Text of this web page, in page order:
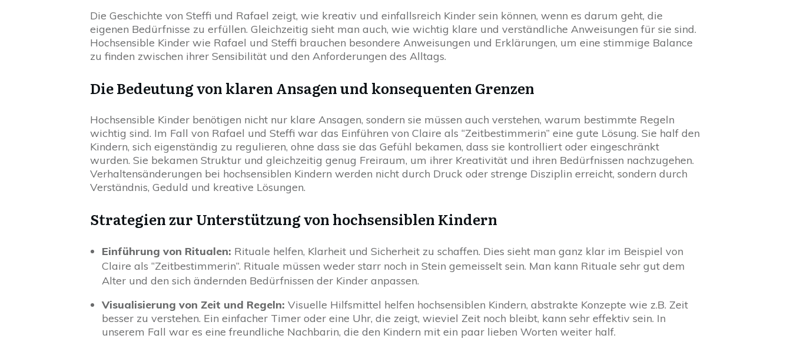
Die Geschichte von Steffi und Rafael zeigt, wie kreativ und einfallsreich Kinder sein können, wenn es darum geht, die
eigenen Bedürfnisse zu erfüllen. Gleichzeitig sieht man auch, wie wichtig klare und verständliche Anweisungen für sie sind.
Hochsensible Kinder wie Rafael und Steffi brauchen besondere Anweisungen und Erklärungen, um eine stimmige Balance
zu finden zwischen ihrer Sensibilität und den Anforderungen des Alltags.
Die Bedeutung von klaren Ansagen und konsequenten Grenzen
Hochsensible Kinder benötigen nicht nur klare Ansagen, sondern sie müssen auch verstehen, warum bestimmte Regeln
wichtig sind. Im Fall von Rafael und Steffi war das Einführen von Claire als “Zeitbestimmerin” eine gute Lösung. Sie half den
Kindern, sich eigenständig zu regulieren, ohne dass sie das Gefühl bekamen, dass sie kontrolliert oder eingeschränkt
wurden. Sie bekamen Struktur und gleichzeitig genug Freiraum, um ihrer Kreativität und ihren Bedürfnissen nachzugehen.
Verhaltensänderungen bei hochsensiblen Kindern werden nicht durch Druck oder strenge Disziplin erreicht, sondern durch
Verständnis, Geduld und kreative Lösungen.
Strategien zur Unterstützung von hochsensiblen Kindern
Einführung von Ritualen: Rituale helfen, Klarheit und Sicherheit zu schaffen. Dies sieht man ganz klar im Beispiel von
Claire als “Zeitbestimmerin”. Rituale müssen weder starr noch in Stein gemeisselt sein. Man kann Rituale sehr gut dem
Alter und den sich ändernden Bedürfnissen der Kinder anpassen.
Visualisierung von Zeit und Regeln: Visuelle Hilfsmittel helfen hochsensiblen Kindern, abstrakte Konzepte wie z.B. Zeit
besser zu verstehen. Ein einfacher Timer oder eine Uhr, die zeigt, wieviel Zeit noch bleibt, kann sehr effektiv sein. In
unserem Fall war es eine freundliche Nachbarin, die den Kindern mit ein paar lieben Worten weiter half.